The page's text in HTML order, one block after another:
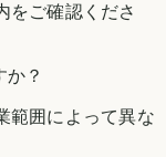
をご確認くださ
？
範囲によって異な